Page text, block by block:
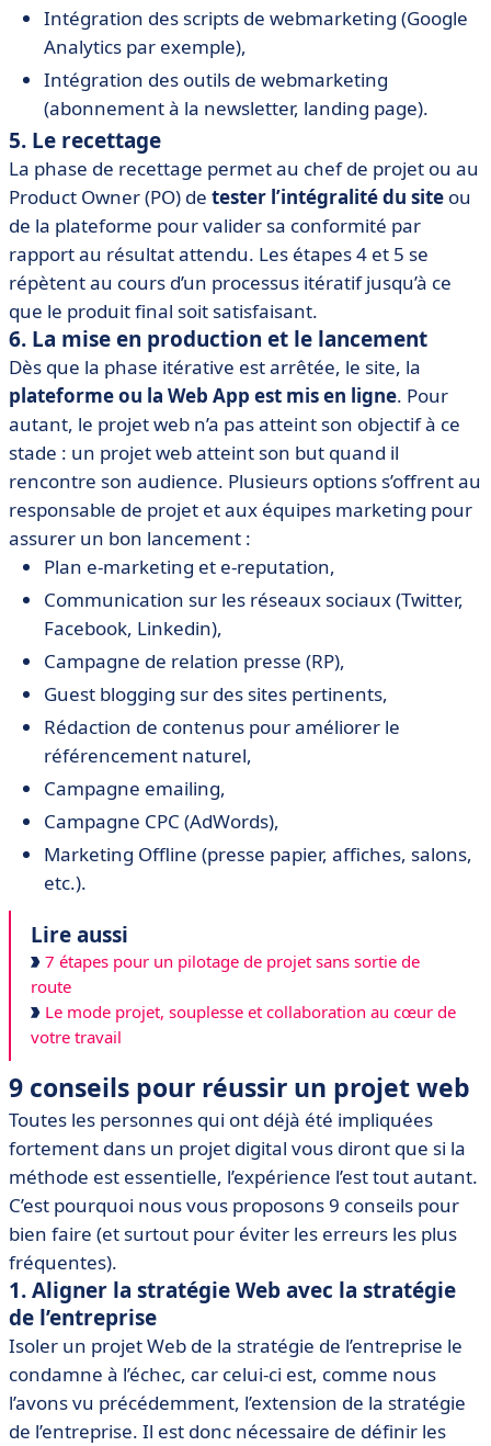
Intégration des scripts de webmarketing (Google
Analytics par exemple),
Intégration des outils de webmarketing
(abonnement à la newsletter, landing page).
5. Le recettage
La phase de recettage permet au chef de projet ou au
Product Owner (PO) de tester l’intégralité du site ou
de la plateforme pour valider sa conformité par
rapport au résultat attendu. Les étapes 4 et 5 se
répètent au cours d’un processus itératif jusqu’à ce
que le produit final soit satisfaisant.
6. La mise en production et le lancement
Dès que la phase itérative est arrêtée, le site, la
plateforme ou la Web App est mis en ligne. Pour
autant, le projet web n’a pas atteint son objectif à ce
stade : un projet web atteint son but quand il
rencontre son audience. Plusieurs options s’offrent au
responsable de projet et aux équipes marketing pour
assurer un bon lancement :
Plan e-marketing et e-reputation,
Communication sur les réseaux sociaux (Twitter,
Facebook, Linkedin),
Campagne de relation presse (RP),
Guest blogging sur des sites pertinents,
Rédaction de contenus pour améliorer le
référencement naturel,
Campagne emailing,
Campagne CPC (AdWords),
Marketing Offline (presse papier, affiches, salons,
etc.).
Lire aussi
7 étapes pour un pilotage de projet sans sortie de
route
Le mode projet, souplesse et collaboration au cœur de
votre travail
9 conseils pour réussir un projet web
Toutes les personnes qui ont déjà été impliquées
fortement dans un projet digital vous diront que si la
méthode est essentielle, l’expérience l’est tout autant.
C’est pourquoi nous vous proposons 9 conseils pour
bien faire (et surtout pour éviter les erreurs les plus
fréquentes).
1. Aligner la stratégie Web avec la stratégie
de l’entreprise
Isoler un projet Web de la stratégie de l’entreprise le
condamne à l’échec, car celui-ci est, comme nous
l’avons vu précédemment, l’extension de la stratégie
de l’entreprise. Il est donc nécessaire de définir les